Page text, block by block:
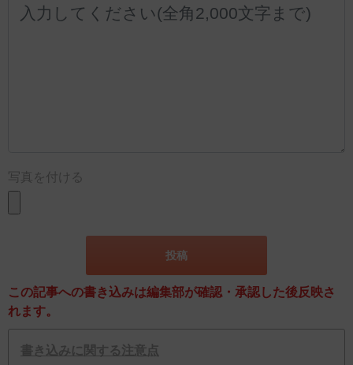
写真を付ける
この記事への書き込みは編集部が確認・承認した後反映さ
れます。
書き込みに関する注意点